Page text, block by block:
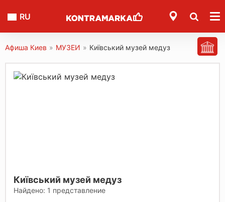
RU
Афиша Киев » МУЗЕИ » Київський музей медуз
Київський музей медуз
Найдено: 1 представление